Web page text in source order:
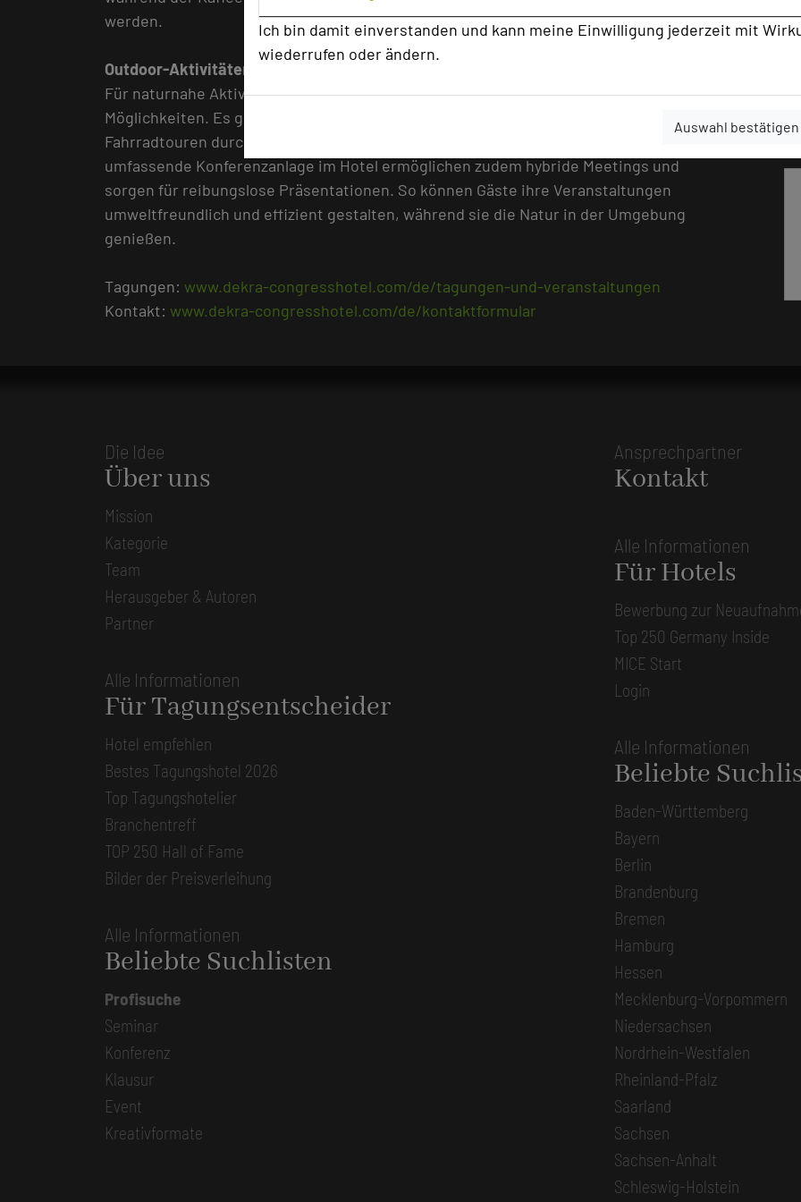
Ich bin damit einverstanden und kann meine Einwilligung jederzeit mit
wiederrufen oder ändern.
Auswahl bestätigen
werden.
Outdoor-Aktivitäten
Für naturnahe Aktivitäten bietet die Umgebung des Hotels zahlreiche
Möglichkeiten. Es gibt viele Partner in der Nähe, die geführte Wanderungen oder
Fahrradtouren durch den Schwarzwald organisieren. Moderne Technik und eine
umfassende Konferenzanlage im Hotel ermöglichen zudem hybride Meetings und
sorgen für reibungslose Präsentationen. So können Gäste ihre Veranstaltungen
umweltfreundlich und effizient gestalten, während sie die Natur in der Umgebung
genießen.
Tagungen: www.dekra-congresshotel.com/de/tagungen-und-veranstaltungen
Kontakt: www.dekra-congresshotel.com/de/kontaktformular
Die Idee
Über uns
Mission
Kategorie
Team
Herausgeber & Autoren
Partner
Alle Informationen
Für Tagungsentscheider
Hotel empfehlen
Bestes Tagungshotel 2026
Top Tagungshotelier
Branchentreff
TOP 250 Hall of Fame
Bilder der Preisverleihung
Alle Informationen
Beliebte Suchlisten
Profisuche
Seminar
Konferenz
Klausur
Event
Kreativformate
Ansprechpartner
Kontakt
Alle Informationen
Für Hotels
Bewerbung zur
Top 250 Germany Inside
MICE Start
Login
Alle Informationen
Beliebte
Baden-Württemberg
Bayern
Berlin
Brandenburg
Bremen
Hamburg
Hessen
Mecklenburg-Vorpommern
Niedersachsen
Nordrhein-Westfalen
Rheinland-Pfalz
Saarland
Sachsen
Sachsen-Anhalt
Schleswig-Holstein